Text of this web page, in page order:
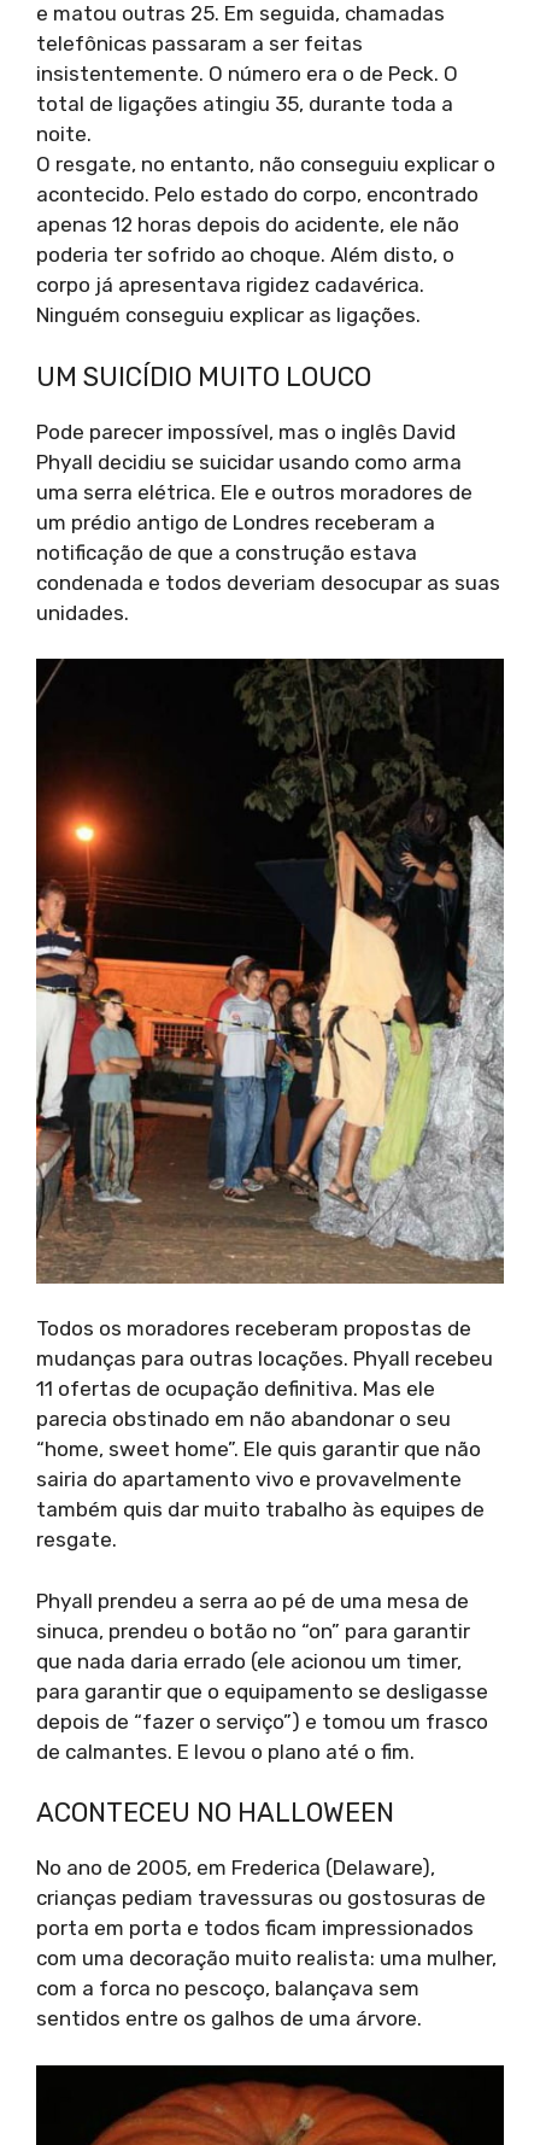
e matou outras 25. Em seguida, chamadas
telefônicas passaram a ser feitas
insistentemente. O número era o de Peck. O
total de ligações atingiu 35, durante toda a
noite.
O resgate, no entanto, não conseguiu explicar o
acontecido. Pelo estado do corpo, encontrado
apenas 12 horas depois do acidente, ele não
poderia ter sofrido ao choque. Além disto, o
corpo já apresentava rigidez cadavérica.
Ninguém conseguiu explicar as ligações.
UM SUICÍDIO MUITO LOUCO
Pode parecer impossível, mas o inglês David
Phyall decidiu se suicidar usando como arma
uma serra elétrica. Ele e outros moradores de
um prédio antigo de Londres receberam a
notificação de que a construção estava
condenada e todos deveriam desocupar as suas
unidades.
Todos os moradores receberam propostas de
mudanças para outras locações. Phyall recebeu
11 ofertas de ocupação definitiva. Mas ele
parecia obstinado em não abandonar o seu
“home, sweet home”. Ele quis garantir que não
sairia do apartamento vivo e provavelmente
também quis dar muito trabalho às equipes de
resgate.
Phyall prendeu a serra ao pé de uma mesa de
sinuca, prendeu o botão no “on” para garantir
que nada daria errado (ele acionou um timer,
para garantir que o equipamento se desligasse
depois de “fazer o serviço”) e tomou um frasco
de calmantes. E levou o plano até o fim.
ACONTECEU NO HALLOWEEN
No ano de 2005, em Frederica (Delaware),
crianças pediam travessuras ou gostosuras de
porta em porta e todos ficam impressionados
com uma decoração muito realista: uma mulher,
com a forca no pescoço, balançava sem
sentidos entre os galhos de uma árvore.